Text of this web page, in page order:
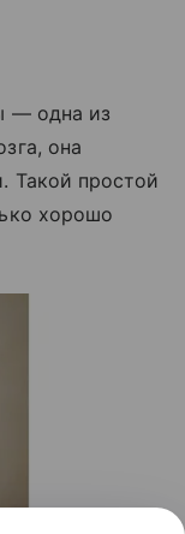
— одна из
она
Такой простой
хорошо